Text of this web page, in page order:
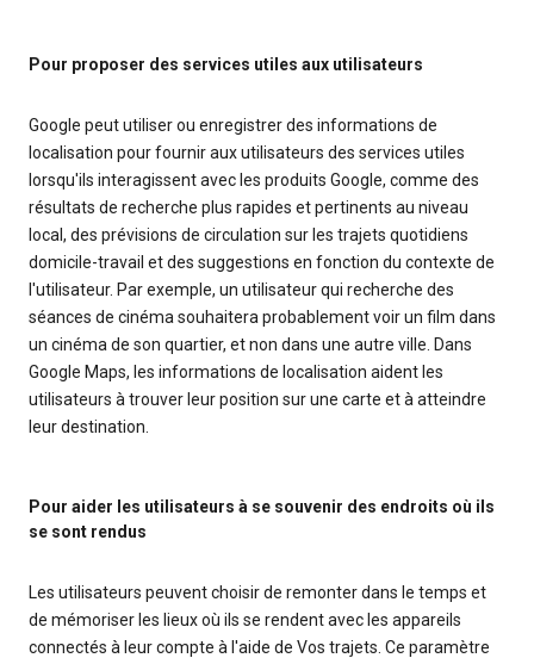
Pour proposer des services utiles aux utilisateurs
Google peut utiliser ou enregistrer des informations de
localisation pour fournir aux utilisateurs des services utiles
lorsqu'ils interagissent avec les produits Google, comme des
résultats de recherche plus rapides et pertinents au niveau
local, des prévisions de circulation sur les trajets quotidiens
domicile-travail et des suggestions en fonction du contexte de
l'utilisateur. Par exemple, un utilisateur qui recherche des
séances de cinéma souhaitera probablement voir un film dans
un cinéma de son quartier, et non dans une autre ville. Dans
Google Maps, les informations de localisation aident les
utilisateurs à trouver leur position sur une carte et à atteindre
leur destination.
Pour aider les utilisateurs à se souvenir des endroits où ils
se sont rendus
Les utilisateurs peuvent choisir de remonter dans le temps et
de mémoriser les lieux où ils se rendent avec les appareils
connectés à leur compte à l'aide de Vos trajets. Ce paramètre